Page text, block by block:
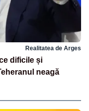
Realitatea de Arges
dificile și
neagă